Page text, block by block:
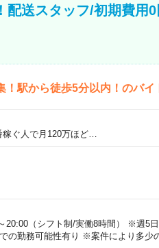
送スタッフ/初期費用0
！駅から徒歩5分以内！のバイ
ぐ人で月120万ほど…
20:00（シフト制/実働8時間） ※週5
の勤務可能性有り ※案件により多少